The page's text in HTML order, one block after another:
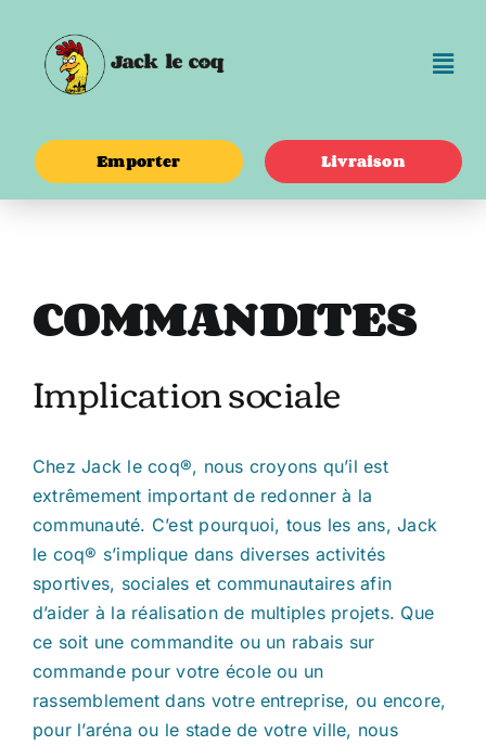
contenu
Emporter Livraison
COMMANDITES
Implication sociale
Chez Jack le coq®, nous croyons qu’il est
extrêmement important de redonner à la
communauté. C’est pourquoi, tous les ans, Jack
le coq® s’implique dans diverses activités
sportives, sociales et communautaires afin
d’aider à la réalisation de multiples projets. Que
ce soit une commandite ou un rabais sur
commande pour votre école ou un
rassemblement dans votre entreprise, ou encore,
pour l’aréna ou le stade de votre ville, nous